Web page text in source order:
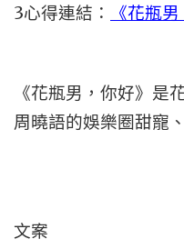
3心得連結： 《花瓶
《花瓶男，你好》是
周曉語的娛樂圈甜寵
文案